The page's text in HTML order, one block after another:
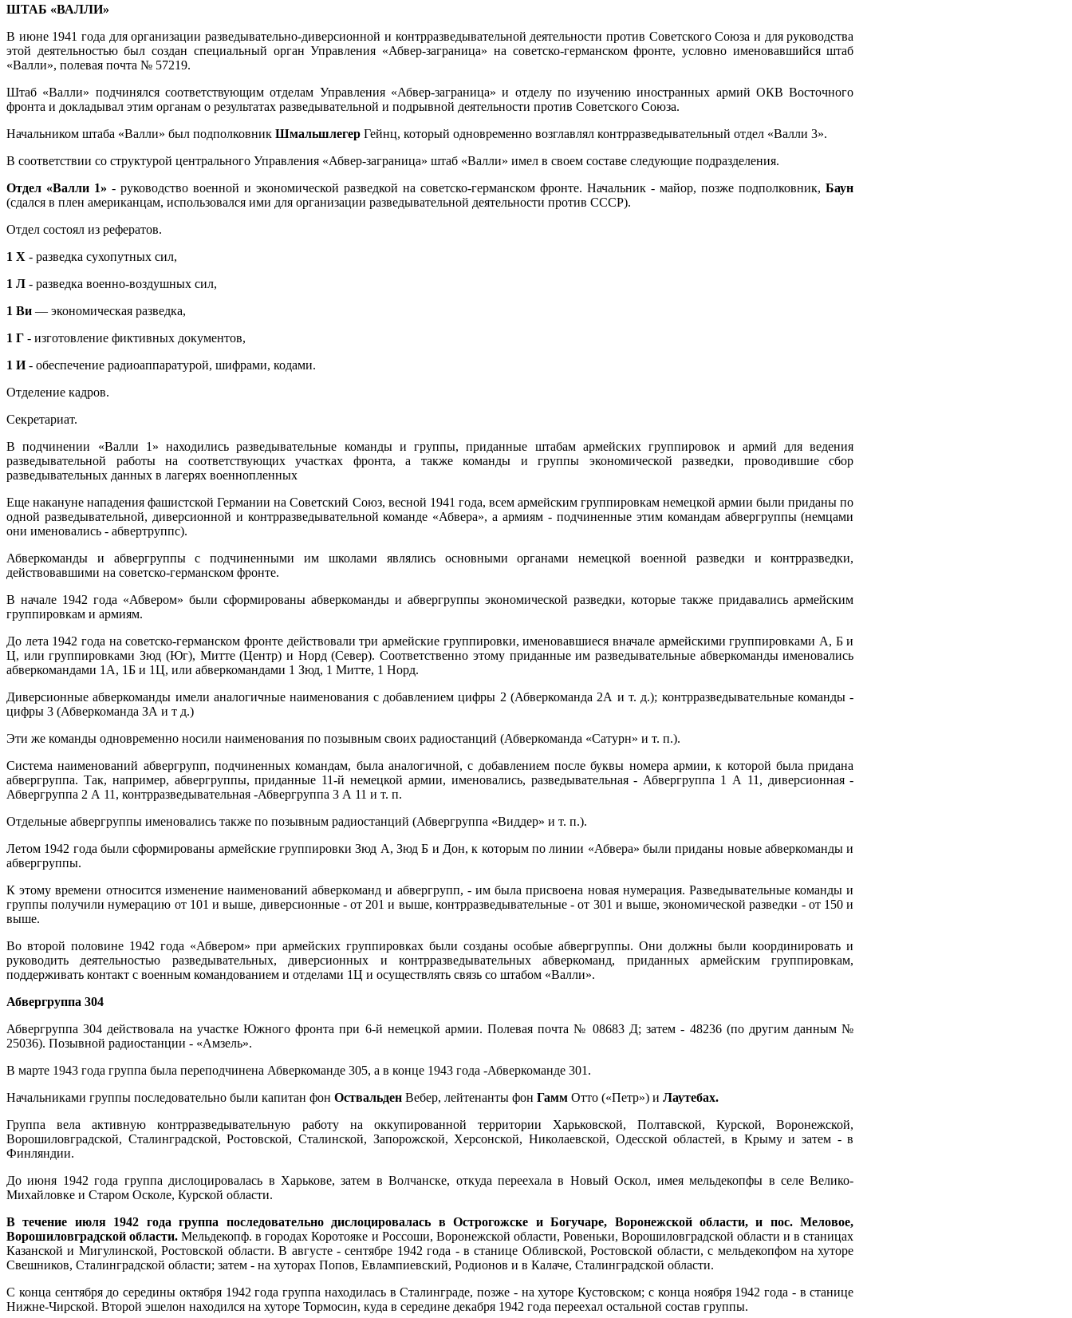
ШТАБ «ВАЛЛИ»
В июне 1941 года для организации разведывательно-диверсионной и контрразведывательной деятельности против Советского Союза и для руководства
этой деятельностью был создан специальный орган Управления «Абвер-заграница» на советско-германском фронте, условно именовавшийся штаб
«Валли», полевая почта № 57219.
Штаб «Валли» подчинялся соответствующим отделам Управления «Абвер-заграница» и отделу по изучению иностранных армий ОКВ Восточного
фронта и докладывал этим органам о результатах разведывательной и подрывной деятельности против Советского Союза.
Начальником штаба «Валли» был подполковник Шмальшлегер Гейнц, который одновременно возглавлял контрразведывательный отдел «Валли 3».
В соответствии со структурой центрального Управления «Абвер-заграница» штаб «Валли» имел в своем составе следующие подразделения.
Отдел «Валли 1» - руководство военной и экономической разведкой на советско-германском фронте. Начальник - майор, позже подполковник,Баун
(сдался в плен американцам, использовался ими для организации разведывательной деятельности против СССР).
Отдел состоял из рефератов.
1 X - разведка сухопутных сил,
1 Л - разведка военно-воздушных сил,
1 Ви — экономическая разведка,
1 Г - изготовление фиктивных документов,
1 И- обеспечение радиоаппаратурой, шифрами, кодами.
Отделение кадров.
Секретариат.
В подчинении «Валли 1» находились разведывательные команды и группы, приданные штабам армейских группировок и армий для ведения
разведывательной работы на соответствующих участках фронта, а также команды и группы экономической разведки, проводившие сбор
разведывательных данных в лагерях военнопленных
Еще накануне нападения фашистской Германии на Советский Союз, весной 1941 года, всем армейским группировкам немецкой армии были приданы по
одной разведывательной, диверсионной и контрразведывательной команде «Абвера», а армиям - подчиненные этим командам абвергруппы (немцами
они именовались - абвертруппс).
Абверкоманды и абвергруппы с подчиненными им школами являлись основными органами немецкой военной разведки и контрразведки,
действовавшими на советско-германском фронте.
В начале 1942 года «Абвером» были сформированы абверкоманды и абвергруппы экономической разведки, которые также придавались армейским
группировкам и армиям.
До лета 1942 года на советско-германском фронте действовали три армейские группировки, именовавшиеся вначале армейскими группировками А, Б и
Ц, или группировками Зюд (Юг), Митте (Центр) и Норд (Север). Соответственно этому приданные им разведывательные абверкоманды именовались
абверкомандами 1А, 1Б и 1Ц, или абверкомандами 1 Зюд, 1 Митте, 1 Норд.
Диверсионные абверкоманды имели аналогичные наименования с добавлением цифры 2 (Абверкоманда 2А и т. д.); контрразведывательные команды -
цифры 3 (Абверкоманда ЗА и т д.)
Эти же команды одновременно носили наименования по позывным своих радиостанций (Абверкоманда «Сатурн» и т. п.).
Система наименований абвергрупп, подчиненных командам, была аналогичной, с добавлением после буквы номера армии, к которой была придана
абвергруппа. Так, например, абвергруппы, приданные 11-й немецкой армии, именовались, разведывательная - Абвергруппа 1 А 11, диверсионная -
Абвергруппа 2 А 11, контрразведывательная -Абвергруппа 3 А 11 и т. п.
Отдельные абвергруппы именовались также по позывным радиостанций (Абвергруппа «Виддер» и т. п.).
Летом 1942 года были сформированы армейские группировки Зюд А, Зюд Б и Дон, к которым по линии «Абвера» были приданы новые абверкоманды и
абвергруппы.
К этому времени относится изменение наименований абверкоманд и абвергрупп, - им была присвоена новая нумерация. Разведывательные команды и
группы получили нумерацию от 101 и выше, диверсионные - от 201 и выше, контрразведывательные - от 301 и выше, экономической разведки - от 150 и
выше.
Во второй половине 1942 года «Абвером» при армейских группировках были созданы особые абвергруппы. Они должны были координировать и
руководить деятельностью разведывательных, диверсионных и контрразведывательных абверкоманд, приданных армейским группировкам,
поддерживать контакт с военным командованием и отделами 1Ц и осуществлять связь со штабом «Валли».
Абвергруппа 304
Абвергруппа 304 действовала на участке Южного фронта при 6-й немецкой армии. Полевая почта № 08683 Д; затем - 48236 (по другим данным №
25036). Позывной радиостанции - «Амзель».
В марте 1943 года группа была переподчинена Абверкоманде 305, а в конце 1943 года -Абверкоманде 301.
Начальниками группы последовательно были капитан фон Оствальден Вебер, лейтенанты фон Гамм Отто («Петр») и Лаутебах.
Группа вела активную контрразведывательную работу на оккупированной территории Харьковской, Полтавской, Курской, Воронежской,
Ворошиловградской, Сталинградской, Ростовской, Сталинской, Запорожской, Херсонской, Николаевской, Одесской областей, в Крыму и затем - в
Финляндии.
До июня 1942 года группа дислоцировалась в Харькове, затем в Волчанске, откуда переехала в Новый Оскол, имея мельдекопфы в селе Велико-
Михайловке и Старом Осколе, Курской области.
В течение июля 1942 года группа последовательно дислоцировалась в Острогожске и Богучаре, Воронежской области, и пос. Меловое,
Ворошиловградской области.Мельдекопф. в городах Коротояке и Россоши, Воронежской области, Ровеньки, Ворошиловградской области и в станицах
Казанской и Мигулинской, Ростовской области. В августе - сентябре 1942 года - в станице Обливской, Ростовской области, с мельдекопфом на хуторе
Свешников, Сталинградской области; затем - на хуторах Попов, Евлампиевский, Родионов и в Калаче, Сталинградской области.
С конца сентября до середины октября 1942 года группа находилась в Сталинграде, позже - на хуторе Кустовском; с конца ноября 1942 года - в станице
Нижне-Чирской. Второй эшелон находился на хуторе Тормосин, куда в середине декабря 1942 года переехал остальной состав группы.